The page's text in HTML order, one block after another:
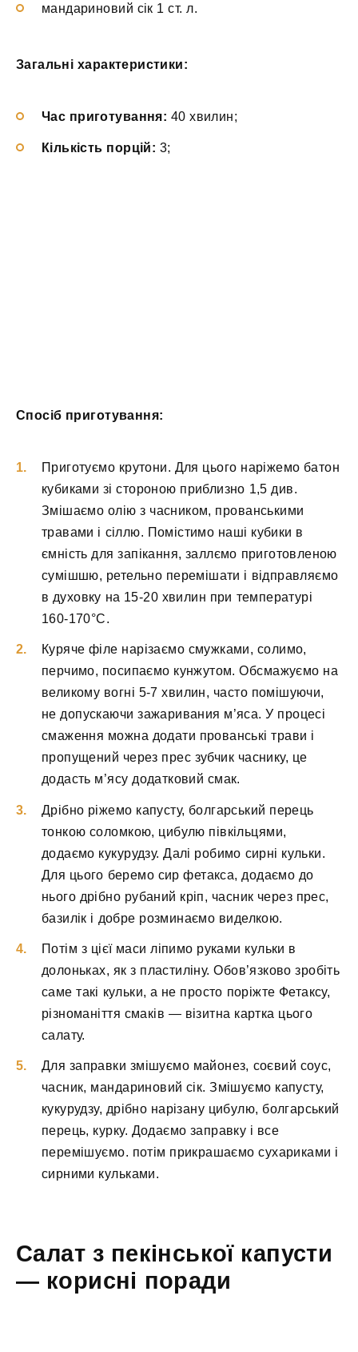
мандариновий сік 1 ст. л.
Загальні характеристики:
Час приготування: 40 хвилин;
Кількість порцій: 3;
Спосіб приготування:
Приготуємо крутони. Для цього наріжемо батон
кубиками зі стороною приблизно 1,5 див.
Змішаємо олію з часником, прованськими
травами і сіллю. Помістимо наші кубики в
ємність для запікання, заллємо приготовленою
сумішшю, ретельно перемішати і відправляємо
в духовку на 15-20 хвилин при температурі
160-170°С.
Куряче філе нарізаємо смужками, солимо,
перчимо, посипаємо кунжутом. Обсмажуємо на
великому вогні 5-7 хвилин, часто помішуючи,
не допускаючи зажаривания м’яса. У процесі
смаження можна додати прованські трави і
пропущений через прес зубчик часнику, це
додасть м’ясу додатковий смак.
Дрібно ріжемо капусту, болгарський перець
тонкою соломкою, цибулю півкільцями,
додаємо кукурудзу. Далі робимо сирні кульки.
Для цього беремо сир фетакса, додаємо до
нього дрібно рубаний кріп, часник через прес,
базилік і добре розминаємо виделкою.
Потім з цієї маси ліпимо руками кульки в
долоньках, як з пластиліну. Обов’язково зробіть
саме такі кульки, а не просто поріжте Фетаксу,
різноманіття смаків — візитна картка цього
салату.
Для заправки змішуємо майонез, соєвий соус,
часник, мандариновий сік. Змішуємо капусту,
кукурудзу, дрібно нарізану цибулю, болгарський
перець, курку. Додаємо заправку і все
перемішуємо. потім прикрашаємо сухариками і
сирними кульками.
Салат з пекінської капусти
— корисні поради